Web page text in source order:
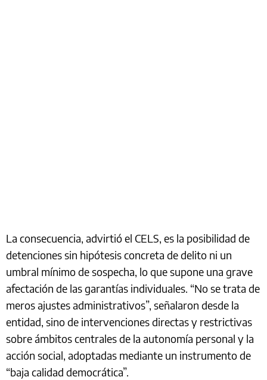
La consecuencia, advirtió el CELS, es la posibilidad de
detenciones sin hipótesis concreta de delito ni un
umbral mínimo de sospecha, lo que supone una grave
afectación de las garantías individuales. “No se trata de
meros ajustes administrativos”, señalaron desde la
entidad, sino de intervenciones directas y restrictivas
sobre ámbitos centrales de la autonomía personal y la
acción social, adoptadas mediante un instrumento de
“baja calidad democrática”.